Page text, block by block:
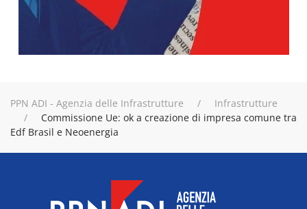
PPN ADI - Agenzia delle Infrastrutture
Infrastrutture
Commissione Ue: ok a creazione di impresa comune tra
Edf Brasil e Neoenergia